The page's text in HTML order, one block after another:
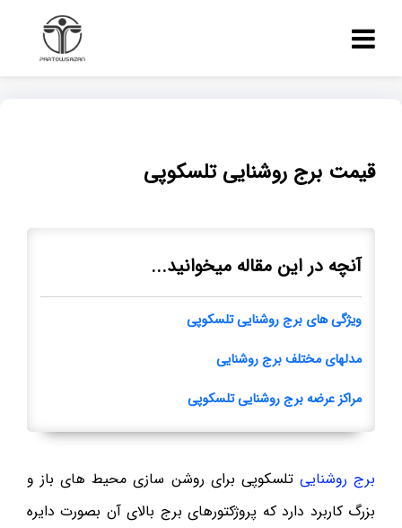
قیمت برج روشنایی تلسکوپی
آنچه در این مقاله میخوانید...
ویژگی های برج روشنایی تلسکوپی
مدلهای مختلف برج روشنایی
مراکز عرضه برج روشنایی تلسکوپی
برج روشنایی تلسکوپی برای روشن سازی محیط های باز و
بزرگ کاربرد دارد که پروژکتورهای برج بالای آن بصورت دایره